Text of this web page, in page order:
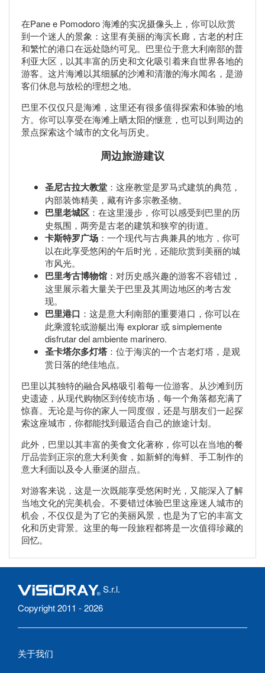
在Pane e Pomodoro 海滩的实况摄像头上，你可以欣赏
到一个迷人的景象：这里有美丽的海滨长廊，古老的村庄
和繁忙的港口在远处隐约可见。巴里位于意大利南部的普
利亚大区，以其丰富的历史和文化吸引着来自世界各地的
游客。这片海滩以其细腻的沙滩和清澈的海水闻名，是游
客们休息与放松的理想之地。
巴里不仅仅只是海滩，这里还有很多值得探索和体验的地
方。你可以享受在海滩上晒太阳的惬意，也可以到周边的
景点探索这个城市的文化与历史。
周边旅游建议
圣尼古拉大教堂 ：这座教堂是罗马式建筑的典范，
内部装饰精美，藏有许多宗教圣物。
巴里老城区 ：在这里漫步，你可以感受到巴里的历
史氛围，两旁是古老的建筑和狭窄的街道。
卡斯特罗广场 ：一个现代与古典兼具的地方，你可
以在此享受悠闲的午后时光，还能欣赏到美丽的城
市风光。
巴里考古博物馆 ：对历史感兴趣的游客不容错过，
这里展示着大量关于巴里及其周边地区的考古发
现。
巴里港口 ：这是意大利南部的重要港口，你可以在
此乘渡轮或游艇出海 explorar 或 simplemente
disfrutar del ambiente marinero.
圣卡塔尔多灯塔 ：位于海滨的一个古老灯塔，是观
赏日落的绝佳地点。
巴里以其独特的融合风格吸引着每一位游客。从沙滩到历
史遗迹，从现代购物区到传统市场，每一个角落都充满了
惊喜。无论是与你的家人一同度假，还是与朋友们一起探
索这座城市，你都能找到最适合自己的旅途计划。
此外，巴里以其丰富的美食文化著称，你可以在当地的餐
厅品尝到正宗的意大利美食，如新鲜的海鲜、手工制作的
意大利面以及令人垂涎的甜点。
对游客来说，这是一次既能享受悠闲时光，又能深入了解
当地文化的完美机会。不要错过体验巴里这座迷人城市的
机会，不仅仅是为了它的美丽风景，也是为了它的丰富文
化和历史背景。这里的每一段旅程都将是一次值得珍藏的
回忆。
S.r.l.
Copyright 2011 - 2026
关于我们